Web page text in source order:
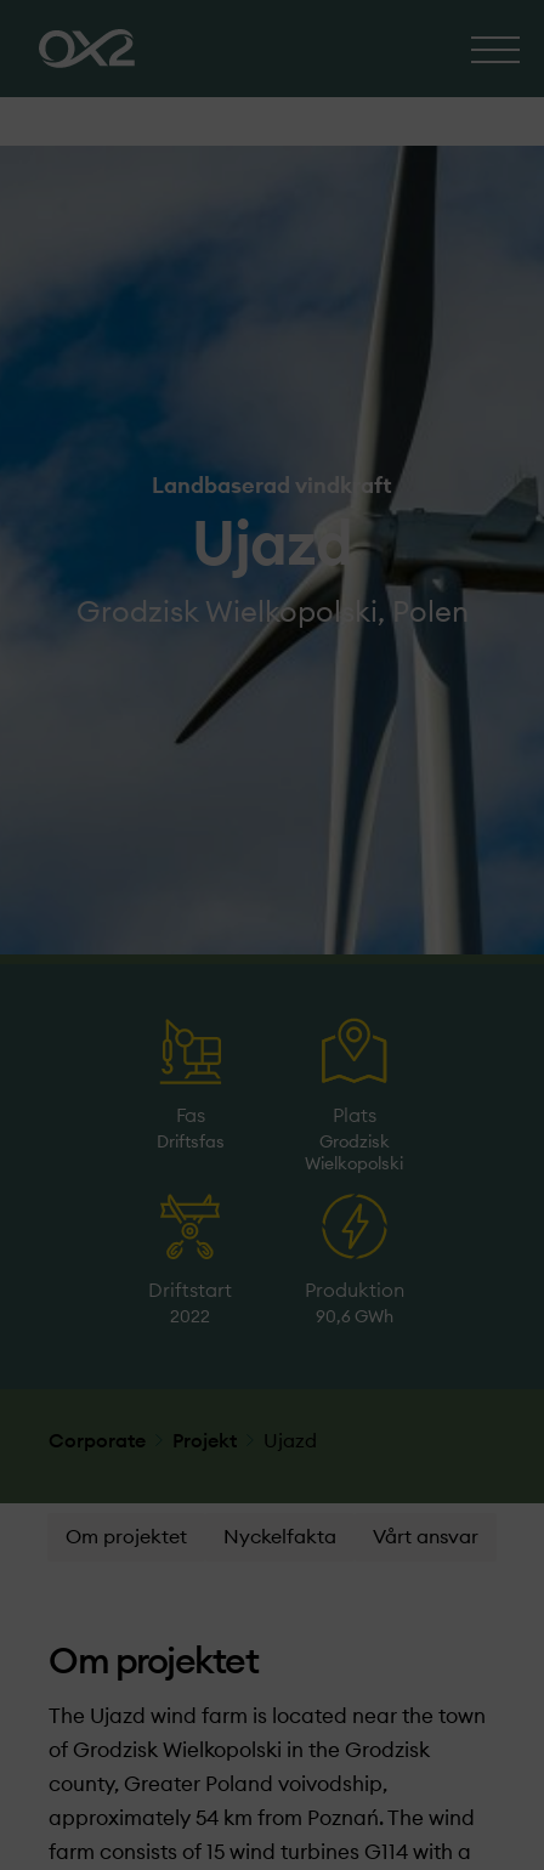
Landbaserad vindkraft
Ujazd
Grodzisk Wielkopolski, Polen
Fas
Driftsfas
Plats
Grodzisk
Wielkopolski
Driftstart
2022
Produktion
90,6 GWh
Corporate Projekt­ Ujazd
Om projektet Nyckelfakta Vårt ansvar
Om projekt­et
The Ujazd wind farm is located near the town
of Grodzisk Wielkopolski in the Grodzisk
county, Greater Poland voivodship,
approximately 54 km from Poznań. The wind
farm consists of 15 wind turbines G114 with a